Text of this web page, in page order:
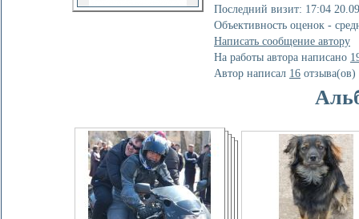
Последний визит: 17:04
Объективность оценок -
Написать сообщение автору
На работы автора написано
Автор написал 16 отзывa(ов)